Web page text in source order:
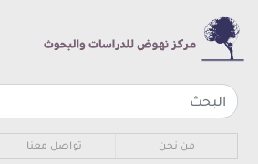
المحتوى
Sub navigation
من نحن تواصل معنا